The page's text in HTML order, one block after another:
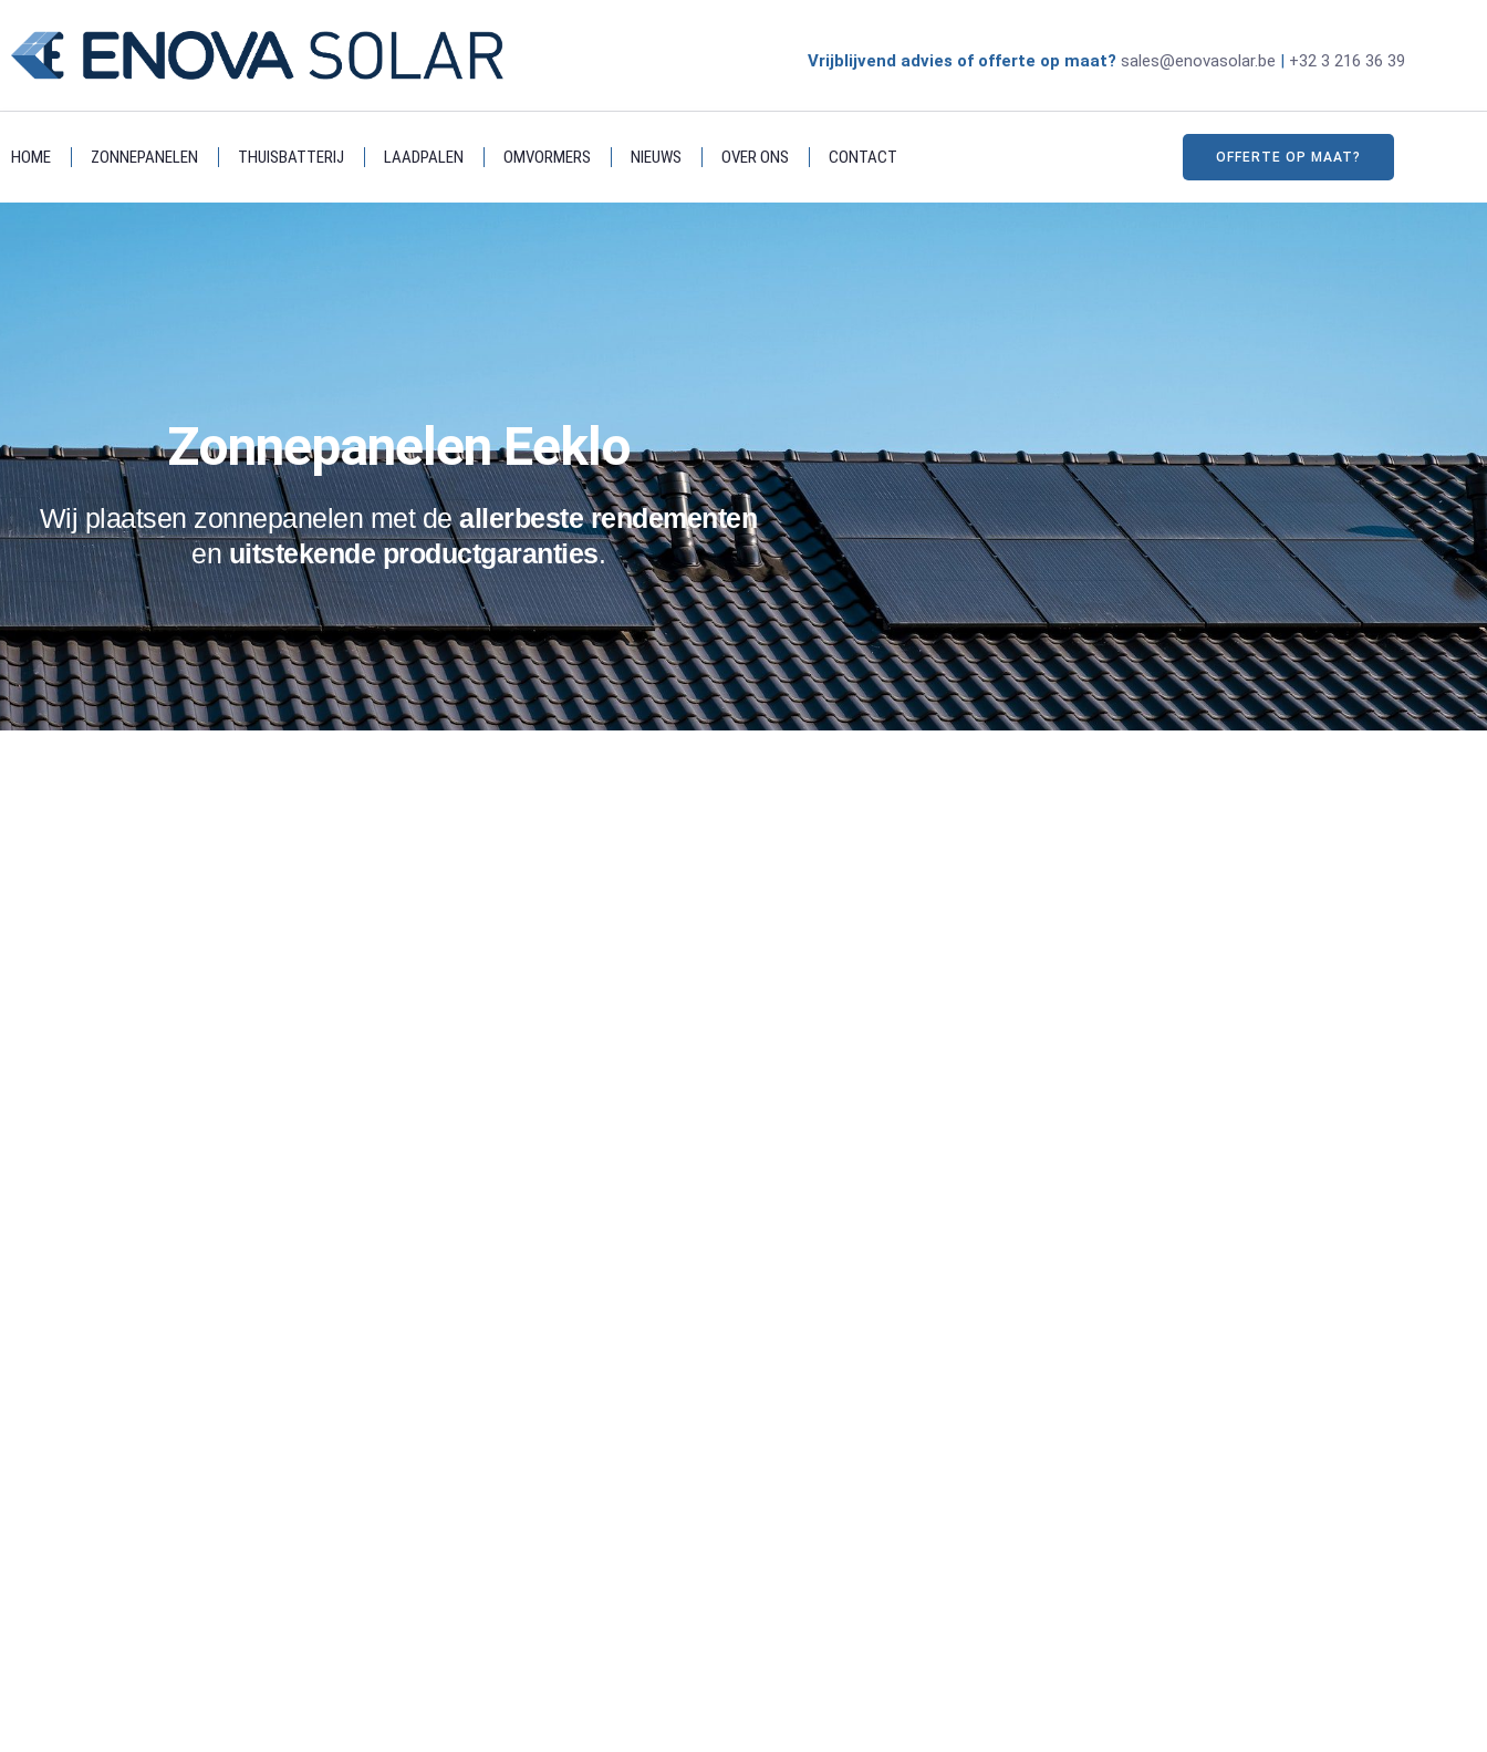
Vrijblijvend advies of offerte op maat? sales@enovasolar.be | +32 3 216 36 39
HOME ZONNEPANELEN THUISBATTERIJ LAADPALEN OMVORMERS NIEUWS OVER ONS CONTACT OFFERTE OP MAAT?
Zonnepanelen Eeklo
Wij plaatsen zonnepanelen met deallerbeste rendementen
enuitstekende productgaranties.